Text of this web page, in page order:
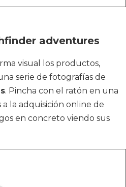
adventures
visual los productos,
serie de fotografías de
. Pincha con el ratón en una
a la adquisición online de
en concreto viendo sus